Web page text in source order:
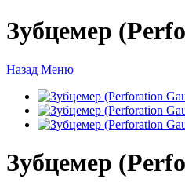
Зубцемер
Назад Меню
Зубцемер